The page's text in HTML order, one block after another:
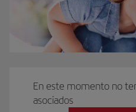
En este momento no
asociados